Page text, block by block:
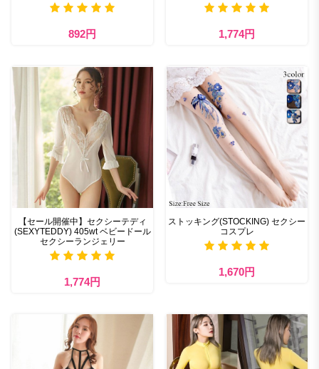
892円 1,774円
【セール開催中】セクシーテディ
(SEXYTEDDY) 405wt ベビードール
セクシーランジェリー
1,774円
ストッキング(STOCKING) セクシー
コスプレ
1,670円